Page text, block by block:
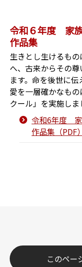
令和６年度 家
作品集
生きとし生けるも
へ、古来からその
ます。命を後世に
愛を一層確かなも
クール」を実施しま
令和6年度 家
作品集（PDF）
このペー